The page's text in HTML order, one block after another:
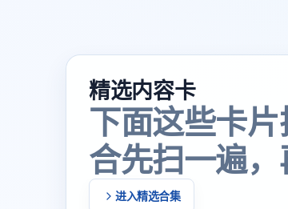
精选内容卡
下面这些卡
合先扫一遍，
进入精选合集